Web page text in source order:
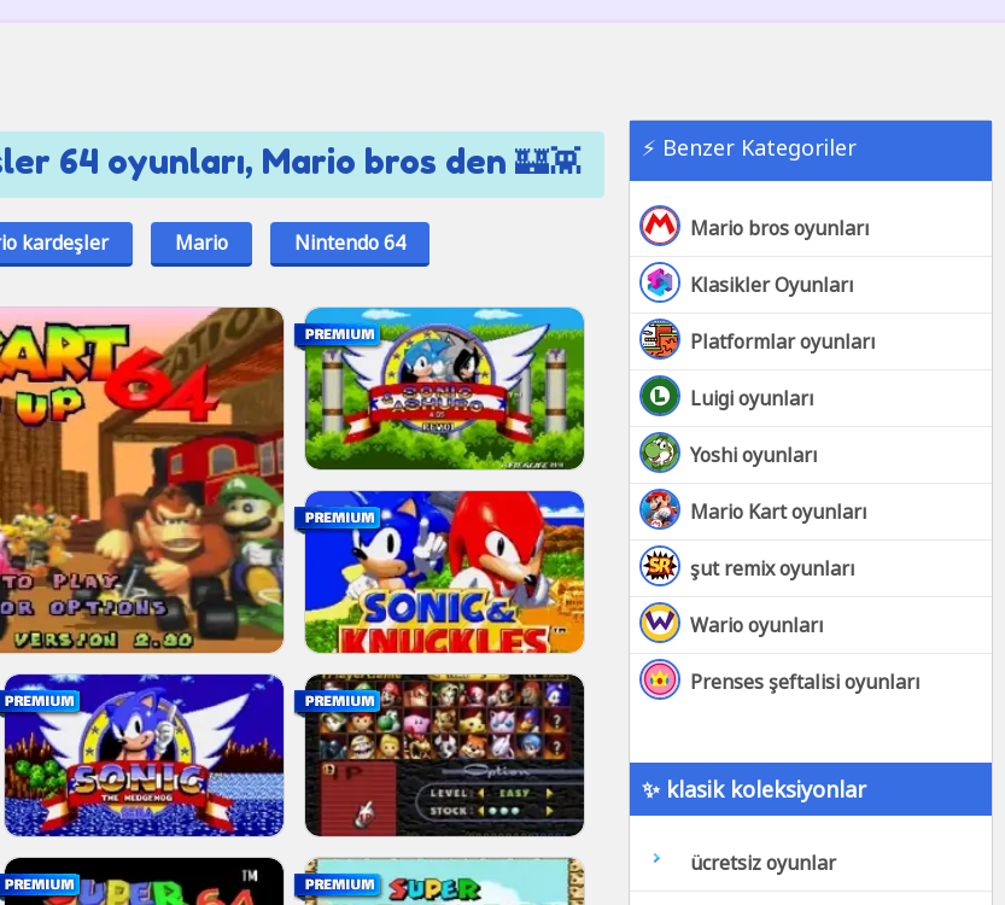
⚡ Benzer Kategoriler
Mario bros oyunları
Klasikler Oyunları
Platformlar oyunları
Luigi oyunları
Yoshi oyunları
Mario Kart oyunları
şut remix oyunları
Wario oyunları
Prenses şeftalisi oyunları
✨ klasik koleksiyonlar
ücretsiz oyunlar
64 oyunları, Mario bros den 🏰👾
kardeşler Mario Nintendo 64